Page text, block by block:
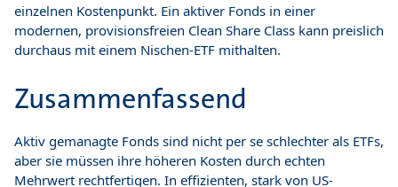
einzelnen Kostenpunkt. Ein aktiver Fonds in einer
modernen, provisionsfreien Clean Share Class kann preislich
durchaus mit einem Nischen-ETF mithalten.
Zusammenfassend
Aktiv gemanagte Fonds sind nicht per se schlechter als ETFs,
aber sie müssen ihre höheren Kosten durch echten
Mehrwert rechtfertigen. In effizienten, stark von US-